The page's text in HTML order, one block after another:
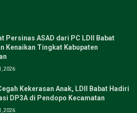
Persinas ASAD dari PC LDII Babat
Kenaikan Tingkat Kabupaten
2026
Kekerasan Anak, LDII Babat Hadiri
DP3A di Pendopo Kecamatan
2026